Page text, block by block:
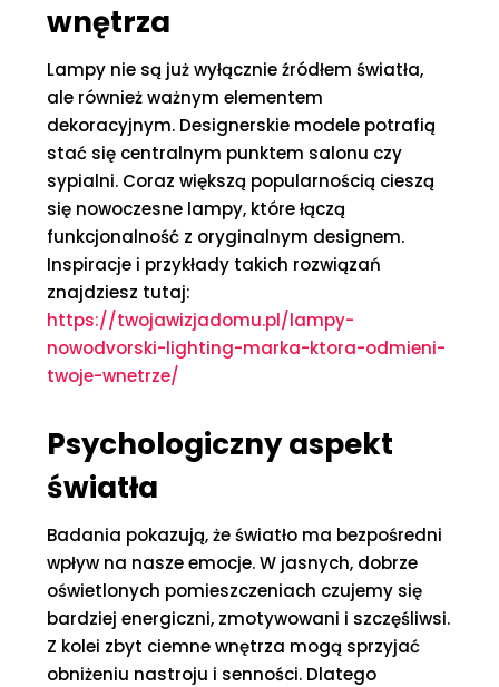
wnętrza
Lampy nie są już wyłącznie źródłem światła,
ale również ważnym elementem
dekoracyjnym. Designerskie modele potrafią
stać się centralnym punktem salonu czy
sypialni. Coraz większą popularnością cieszą
się nowoczesne lampy, które łączą
funkcjonalność z oryginalnym designem.
Inspiracje i przykłady takich rozwiązań
znajdziesz tutaj:
https://twojawizjadomu.pl/lampy-
nowodvorski-lighting-marka-ktora-odmieni-
twoje-wnetrze/
Psychologiczny aspekt
światła
Badania pokazują, że światło ma bezpośredni
wpływ na nasze emocje. W jasnych, dobrze
oświetlonych pomieszczeniach czujemy się
bardziej energiczni, zmotywowani i szczęśliwsi.
Z kolei zbyt ciemne wnętrza mogą sprzyjać
obniżeniu nastroju i senności. Dlatego